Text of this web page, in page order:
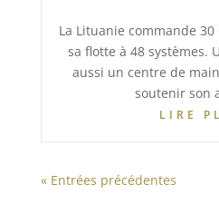
La Lituanie commande 30
sa flotte à 48 systèmes.
aussi un centre de
soutenir son
LIRE
« Entrées précédentes